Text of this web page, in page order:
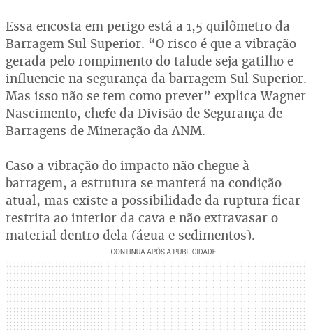
Essa encosta em perigo está a 1,5 quilômetro da
Barragem Sul Superior. “O risco é que a vibração
gerada pelo rompimento do talude seja gatilho e
influencie na segurança da barragem Sul Superior.
Mas isso não se tem como prever” explica Wagner
Nascimento, chefe da Divisão de Segurança de
Barragens de Mineração da ANM.
Caso a vibração do impacto não chegue à
barragem, a estrutura se manterá na condição
atual, mas existe a possibilidade da ruptura ficar
restrita ao interior da cava e não extravasar o
material dentro dela (água e sedimentos).